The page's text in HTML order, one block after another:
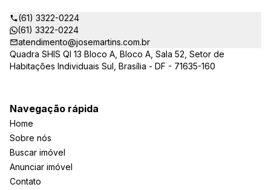
(61) 3322-0224
(61) 3322-0224
atendimento@josemartins.com.br
Quadra SHIS QI 13 Bloco A, Bloco A, Sala 52, Setor de
Habitações Individuais Sul, Brasília - DF - 71635-160
Navegação rápida
Home
Sobre nós
Buscar imóvel
Anunciar imóvel
Contato